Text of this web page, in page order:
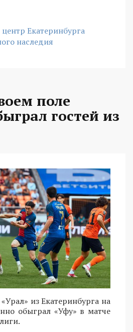
Екатеринбурга
наследия
поле
гостей из
из Екатеринбурга на
обыграл «Уфу» в матче